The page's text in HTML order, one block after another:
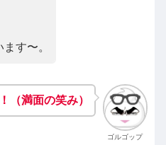
す〜。
ゴルゴップ
（満面の笑み）